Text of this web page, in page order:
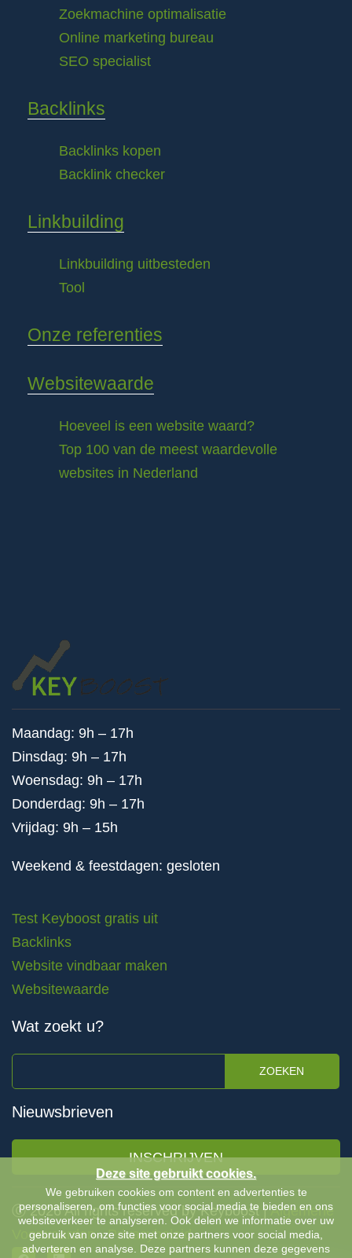
Zoekmachine optimalisatie
Online marketing bureau
SEO specialist
Backlinks
Backlinks kopen
Backlink checker
Linkbuilding
Linkbuilding uitbesteden
Tool
Onze referenties
Websitewaarde
Hoeveel is een website waard?
Top 100 van de meest waardevolle
websites in Nederland
Maandag: 9h – 17h
Dinsdag: 9h – 17h
Woensdag: 9h – 17h
Donderdag: 9h – 17h
Vrijdag: 9h – 15h
Weekend & feestdagen: gesloten
Test Keyboost gratis uit
Backlinks
Website vindbaar maken
Websitewaarde
Wat zoekt u?
ZOEKEN
Nieuwsbrieven
INSCHRIJVEN
Ⓒ 2026 All rights reserved by Keyboost |Algemene
Voorwaarden-Privacybeleid
Deze site gebruikt cookies.
We gebruiken cookies om content en advertenties te
personaliseren, om functies voor social media te bieden en ons
websiteverkeer te analyseren. Ook delen we informatie over uw
gebruik van onze site met onze partners voor social media,
adverteren en analyse. Deze partners kunnen deze gegevens